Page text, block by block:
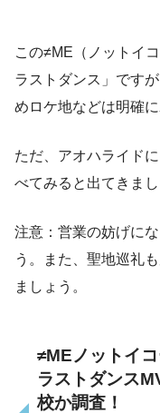
この≠ME（ノットイ
ラストダンス」です
めロケ地などは明確
ただ、アオハライド
べてみると出てきまし
注意：営業の妨げに
う。また、聖地巡礼
ましょう。
≠MEノットイ
ラストダンス
校か調査！